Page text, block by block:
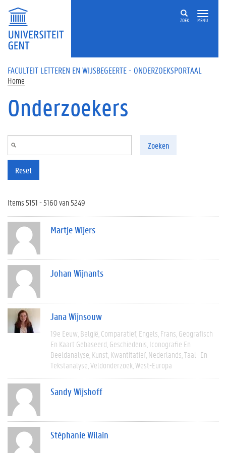
Overslaan en naar de inhoud gaan
ZOEK MENU
FACULTEIT LETTEREN EN WIJSBEGEERTE - ONDERZOEKSPORTAAL
Home
Onderzoekers
Zoeken
Reset
Items 5151 - 5160 van 5249
Martje Wijers
Johan Wijnants
Jana Wijnsouw
19e Eeuw België Comparatief Engels Frans Geografisch
En Kaart Gebaseerd Geschiedenis Iconografie En
Beeldanalyse Kunst Kwantitatief Nederlands Taal- En
Tekstanalyse Veldonderzoek West-Europa
Sandy Wijshoff
Stéphanie Wilain